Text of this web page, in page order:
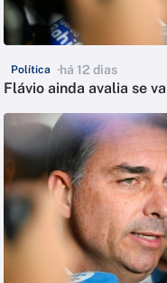
Política há 12 dias
Flávio ainda avalia se